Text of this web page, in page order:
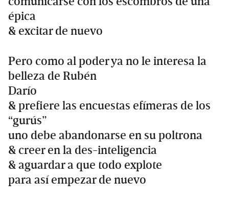
épica
& excitar de nuevo
Pero como al poder ya no le interesa la
belleza de Rubén
Darío
& prefiere las encuestas efímeras de los
“gurús”
uno debe abandonarse en su poltrona
& creer en la des-inteligencia
& aguardar a que todo explote
para así empezar de nuevo